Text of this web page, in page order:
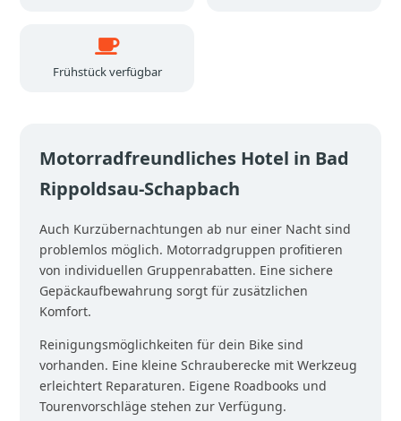
Frühstück verfügbar
Motorradfreundliches Hotel in Bad
Rippoldsau-Schapbach
Auch Kurzübernachtungen ab nur einer Nacht sind
problemlos möglich. Motorradgruppen profitieren
von individuellen Gruppenrabatten. Eine sichere
Gepäckaufbewahrung sorgt für zusätzlichen
Komfort.
Reinigungsmöglichkeiten für dein Bike sind
vorhanden. Eine kleine Schrauberecke mit Werkzeug
erleichtert Reparaturen. Eigene Roadbooks und
Tourenvorschläge stehen zur Verfügung.